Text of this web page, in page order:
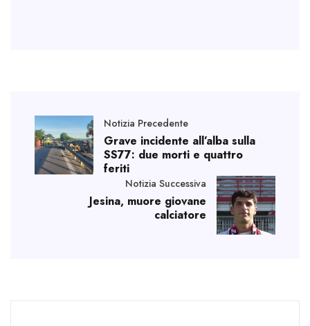
Notizia Precedente
Grave incidente all’alba sulla
SS77: due morti e quattro
feriti
Notizia Successiva
Jesina, muore giovane
calciatore